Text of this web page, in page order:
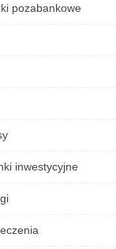
pozabankowe
inwestycyjne